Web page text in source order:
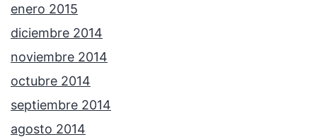
enero 2015
diciembre 2014
noviembre 2014
octubre 2014
septiembre 2014
agosto 2014